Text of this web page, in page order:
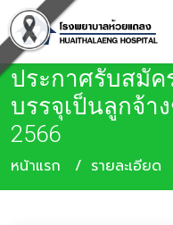
ประกาศรับสมัค
บรรจุเป็นลูกจ้า
2566
หน้าแรก รายละเอียด